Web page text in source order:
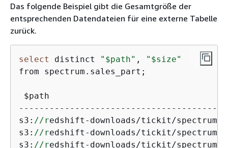
Das folgende Beispiel gibt die Gesamtgröße der
entsprechenden Datendateien für eine externe Tabelle
zurück.
select distinct "$path" ,
"$size"
from spectrum.sales_part;
$path
s3: //redshift-downloads/tickit/spectrum/
s3: //redshift-downloads/tickit/spectrum/
s3: //redshift-downloads/tickit/spectrum/